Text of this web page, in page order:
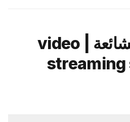
الأسئلة الشائعة | video
streaming